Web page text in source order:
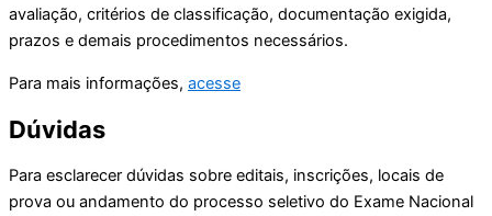
avaliação, critérios de classificação, documentação exigida,
prazos e demais procedimentos necessários.
Para mais informações, acesse
Dúvidas
Para esclarecer dúvidas sobre editais, inscrições, locais de
prova ou andamento do processo seletivo do Exame Nacional